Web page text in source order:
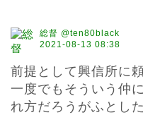
総督 @ten80black
2021-08-13 08:38
前提として興信所に
一度でもそういう仲
れ方だろうがふとし